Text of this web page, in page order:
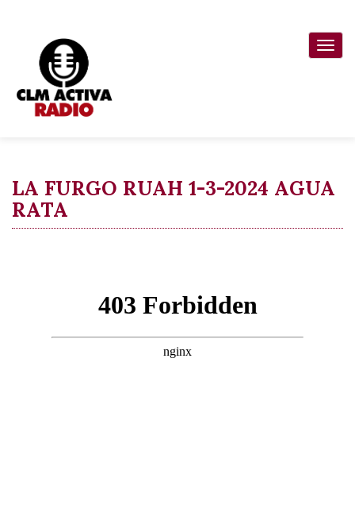
contenido
principal
LA FURGO RUAH 1-3-2024 AGUA
RATA